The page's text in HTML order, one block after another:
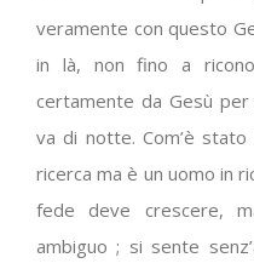
veramente con questo
in là, non fino a
certamente da Gesù
va di notte. Com’è
ricerca ma è un uomo in
fede deve crescere,
ambiguo ; si sente